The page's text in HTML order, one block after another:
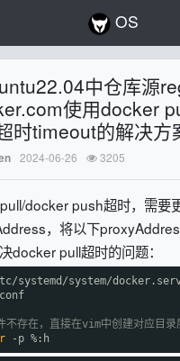
OS
中仓库源
使用docker
时timeout的解决
2024-06-26 3205
docker push超时，需要
，将以下
docker pull超时的问题：
systemd/system/docker
不存在，直接在vim中创建对应目录
-p %:h